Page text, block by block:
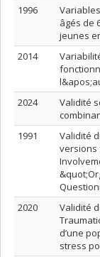
1996
âgés de
jeunes
2014
2024
Validité
1991
Validité
versions
2020
Validité
d’une
stress